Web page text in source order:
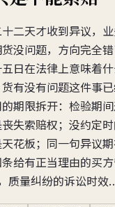
二天才收到异议，
没问题，方向完全
日在法律上意味着
有没有问题这件事已
期限拆开：检验期
失索赔权；没约定
花板；同一句异议
给有正当理由的买
质量纠纷的诉讼时效